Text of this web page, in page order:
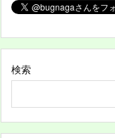
検索